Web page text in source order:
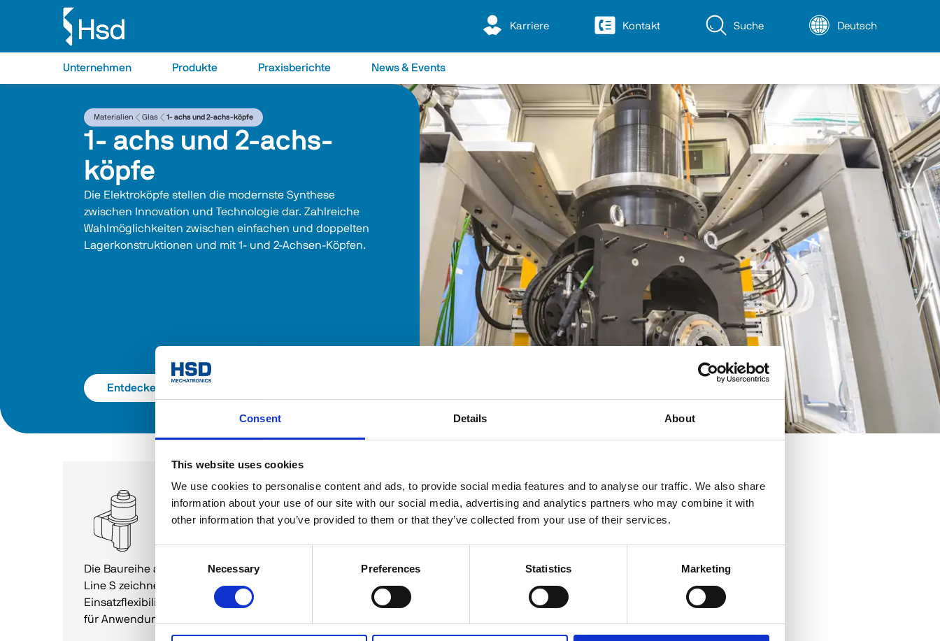
Consent Details About
This website uses cookies
We use cookies to personalise content and ads, to provide social media features and to analyse our traffic. We also share
information about your use of our site with our social media, advertising and analytics partners who may combine it with
other information that you’ve provided to them or that they’ve collected from your use of their services.
Selection
Necessary Preferences Statistics Marketing
Karriere Kontakt Suche Deutsch
Unternehmen Produkte Praxisberichte News & Events
Materialien Glas 1- achs und 2-achs-köpfe
1- achs und 2-achs-
köpfe
Die Elektroköpfe stellen die modernste Synthese
zwischen Innovation und Technologie dar. Zahlreiche
Wahlmöglichkeiten zwischen einfachen und doppelten
Lagerkonstruktionen und mit 1- und 2-Achsen-Köpfen.
Entdecken Sie den Katalog
1- achs und 2-
achs-köpfe
Die Baureihe an zweiachsigen Köpfen HS
Line S zeichnet sich durch hohe
Einsatzflexibilität und hohes Drehmoment
für Anwendungen an Glas und Stein aus.